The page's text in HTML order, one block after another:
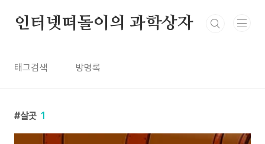
인터넷떠돌이의 과학상자
태그검색 방명록
살곳 1